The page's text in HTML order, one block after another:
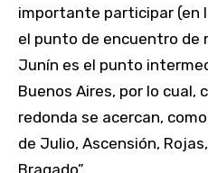
importante participar (en
el punto de encuentro de
Junín es el punto
Buenos Aires, por lo cual,
redonda se acercan,
de Julio, Ascensión,
Bragado”.